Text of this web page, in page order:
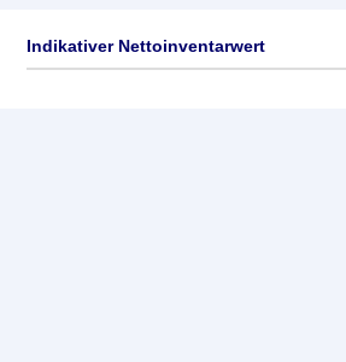
Indikativer Nettoinventarwert